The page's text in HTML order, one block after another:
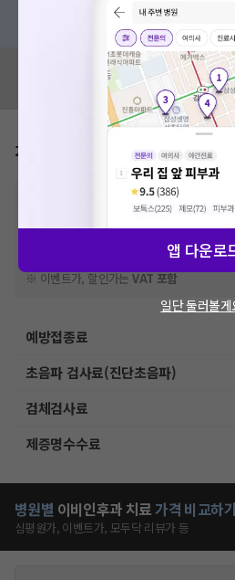
혹은, 의료상담 서비스에 다양
혹시 잘못된 병원정보가 있나요?
모두닥 팀에 알려주세요!
가격표
비급여 항목의 경우,추가비용 등으로 실제
한 가격은 해당 의료기관에 직접 문의해주세
※급여 항목의 경우,건강보험심사평가원에
격입니다. (진료와 연관된 복합적인 비용이
산정될 수 있는 점 참고 바랍니다.)
※ 이벤트가, 할인가는VAT 포함
예방접종료
초음파 검사료(진단초음파)
검체검사료
제증명수수료
병원별 이비인후과 치료가격 비교하기
심평원가, 이벤트가, 모두닥 리뷰가 등
앱 다운로
일단 둘러볼게